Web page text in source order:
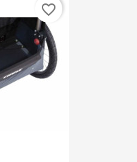
favorite_border